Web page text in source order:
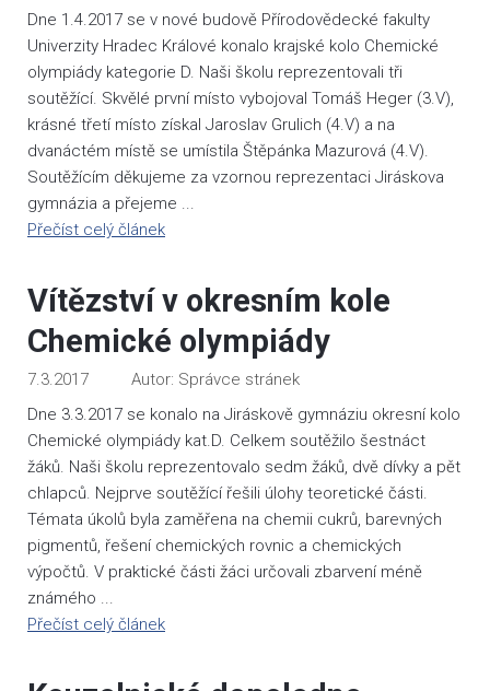
Dne 1.4.2017 se v nové budově Přírodovědecké fakulty
Univerzity Hradec Králové konalo krajské kolo Chemické
olympiády kategorie D. Naši školu reprezentovali tři
soutěžící. Skvělé první místo vybojoval Tomáš Heger (3.V),
krásné třetí místo získal Jaroslav Grulich (4.V) a na
dvanáctém místě se umístila Štěpánka Mazurová (4.V).
Soutěžícím děkujeme za vzornou reprezentaci Jiráskova
gymnázia a přejeme ...
Přečíst celý článek
Vítězství v okresním kole
Chemické olympiády
7.3.2017
Správce stránek
Dne 3.3.2017 se konalo na Jiráskově gymnáziu okresní kolo
Chemické olympiády kat.D. Celkem soutěžilo šestnáct
žáků. Naši školu reprezentovalo sedm žáků, dvě dívky a pět
chlapců. Nejprve soutěžící řešili úlohy teoretické části.
Témata úkolů byla zaměřena na chemii cukrů, barevných
pigmentů, řešení chemických rovnic a chemických
výpočtů. V praktické části žáci určovali zbarvení méně
známého ...
Přečíst celý článek